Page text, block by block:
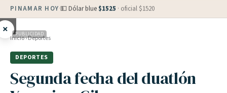
PINAMAR HOY·💵 Dólar blue $1525 · oficial $1520
× PUBLICIDAD
Inicio›Deportes
DEPORTES
Segunda fecha del duatlón